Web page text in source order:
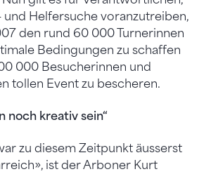
Helfersuche voranzutreiben,
den rund 60 000 Turnerinnen
Bedingungen zu schaffen
000 Besucherinnen und
tollen Event zu bescheren.
noch kreativ sein“
zu diesem Zeitpunkt äusserst
ist der Arboner Kurt